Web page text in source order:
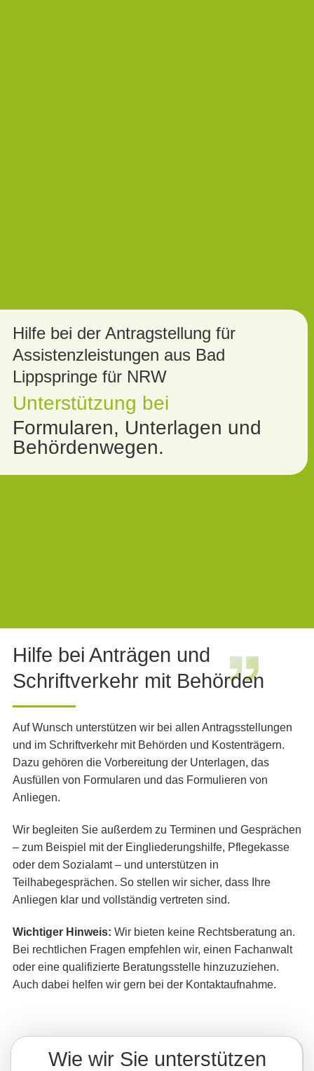
Hilfe bei der Antragstellung für
Assistenzleistungen aus Bad
Lippspringe für NRW
Unterstützung bei
Formularen, Unterlagen und
Behördenwegen.
Hilfe bei Anträgen und
Schriftverkehr mit Behörden
Auf Wunsch unterstützen wir bei allen Antragsstellungen
und im Schriftverkehr mit Behörden und Kostenträgern.
Dazu gehören die Vorbereitung der Unterlagen, das
Ausfüllen von Formularen und das Formulieren von
Anliegen.
Wir begleiten Sie außerdem zu Terminen und Gesprächen
– zum Beispiel mit der Eingliederungshilfe, Pflegekasse
oder dem Sozialamt – und unterstützen in
Teilhabegesprächen. So stellen wir sicher, dass Ihre
Anliegen klar und vollständig vertreten sind.
Wichtiger Hinweis: Wir bieten keine Rechtsberatung an.
Bei rechtlichen Fragen empfehlen wir, einen Fachanwalt
oder eine qualifizierte Beratungsstelle hinzuzuziehen.
Auch dabei helfen wir gern bei der Kontaktaufnahme.
Wie wir Sie unterstützen